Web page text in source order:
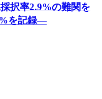
択率2.9%の難関を
を記録―